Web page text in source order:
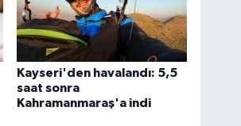
Kayseri'den havalandı: 5,5
saat sonra
Kahramanmaraş'a indi